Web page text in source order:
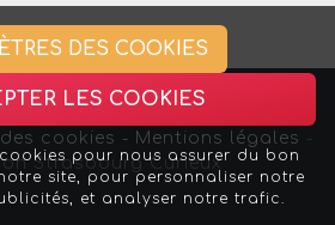
cookies - Mentions légales
Strasbourg Curieux
DES COOKIES
LES COOKIES
pour nous assurer du bon
site, pour personnaliser notre
et analyser notre trafic.